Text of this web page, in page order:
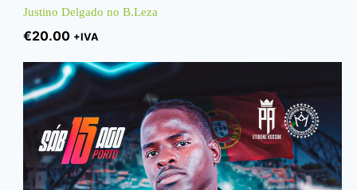
Justino Delgado no B.Leza
€20.00 +IVA